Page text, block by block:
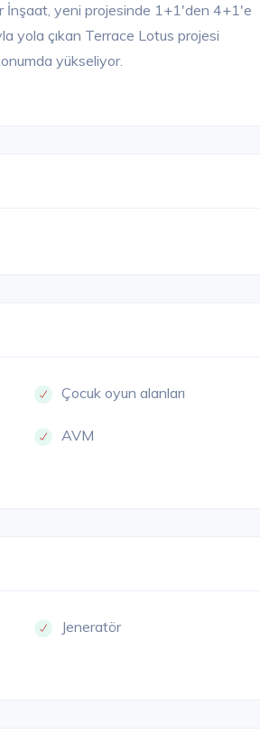
İnşaat, yeni projesinde 1+1'den 4+1'e
yola çıkan Terrace Lotus projesi
yükseliyor.
Çocuk oyun alanları
AVM
Jeneratör